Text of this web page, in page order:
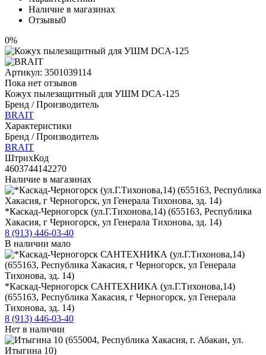
Наличие в магазинах
Отзывы0
0%
Артикул: 3501039114
Пока нет отзывов
Кожух пылезащитный для УШМ DCA-125
Бренд / Производитель
BRAIT
Характеристики
Бренд / Производитель
BRAIT
ШтрихКод
4603744142270
Наличие в магазинах
*Каскад-Черногорск (ул.Г.Тихонова,14) (655163, Республика
Хакасия, г Черногорск, ул Генерала Тихонова, зд. 14)
8 (913) 446-03-40
В наличии мало
*Каскад-Черногорск САНТЕХНИКА (ул.Г.Тихонова,14)
(655163, Республика Хакасия, г Черногорск, ул Генерала
Тихонова, зд. 14)
8 (913) 446-03-40
Нет в наличии